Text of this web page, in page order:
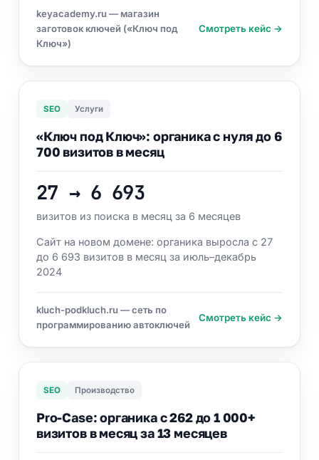
keyacademy.ru — магазин
заготовок ключей («Ключ под
Ключ»)
Смотреть кейс →
SEO Услуги
«Ключ под Ключ»: органика с нуля до 6
700 визитов в месяц
27 → 6 693
визитов из поиска в месяц за 6 месяцев
Сайт на новом домене: органика выросла с 27
до 6 693 визитов в месяц за июль–декабрь
2024
kluch-podkluch.ru — сеть по
программированию автоключей
Смотреть кейс →
SEO Производство
Pro-Case: органика с 262 до 1 000+
визитов в месяц за 13 месяцев